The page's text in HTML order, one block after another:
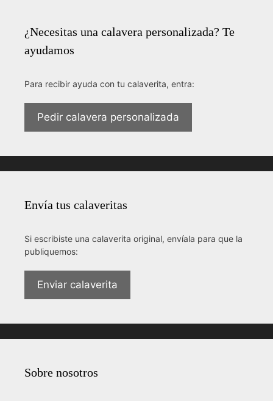
¿Necesitas una calavera personalizada? Te
ayudamos
Para recibir ayuda con tu calaverita, entra:
Pedir calavera personalizada
Envía tus calaveritas
Si escribiste una calaverita original, envíala para que la
publiquemos:
Enviar calaverita
Sobre nosotros